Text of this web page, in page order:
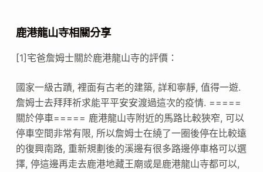
鹿港龍山寺相關分享
[1]宅爸詹姆士關於鹿港龍山寺的評價：
國家一級古蹟, 裡面有古老的建築, 詳和寧靜, 值得一遊.
詹姆士去拜拜祈求能平平安安渡過這次的疫情. =====
關於停車===== 鹿港龍山寺附近的馬路比較狹窄, 可以
停車空間非常有限, 所以詹姆士在繞了一圈後停在比較遠
的復興南路, 重新規劃後的溪邊有很多路邊停車格可以選
擇, 停這邊再走去鹿港地藏王廟或是鹿港龍山寺都可以,